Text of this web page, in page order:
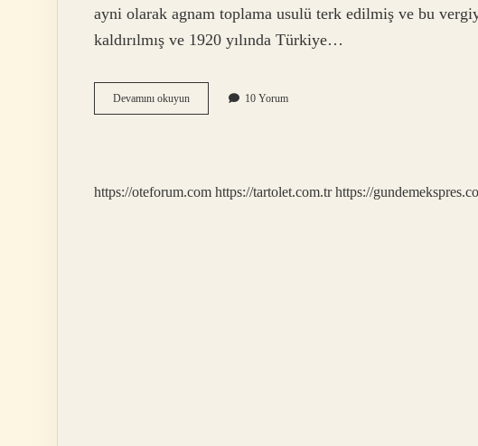
ayni olarak agnam toplama usulü terk edilmiş ve bu
kaldırılmış ve 1920 yılında Türkiye…
Devamını okuyunAğnam
Vergisi
10 Yorum
https://oteforum.com https://tartolet.com.tr https://